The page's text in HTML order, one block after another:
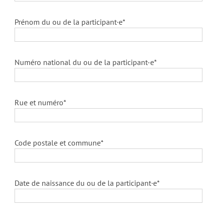
Prénom du ou de la participant·e*
Numéro national du ou de la participant-e*
Rue et numéro*
Code postale et commune*
Date de naissance du ou de la participant·e*